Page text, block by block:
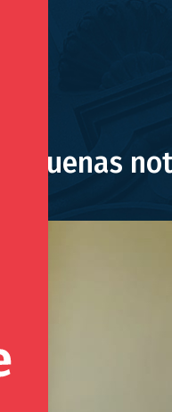
buenas